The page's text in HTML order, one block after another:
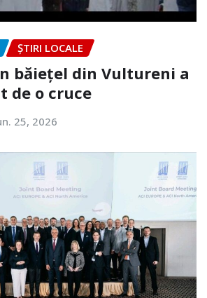
ȘTIRI LOCALE
băiețel din Vultureni a
de o cruce
25, 2026